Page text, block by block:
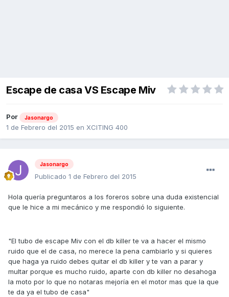
Escape de casa VS Escape Miv
Por Jasonargo
1 de Febrero del 2015 en XCITING 400
Jasonargo
Publicado 1 de Febrero del 2015
Hola quería preguntaros a los foreros sobre una duda existencial
que le hice a mi mecánico y me respondió lo siguiente.
"El tubo de escape Miv con el db killer te va a hacer el mismo
ruido que el de casa, no merece la pena cambiarlo y si quieres
que haga ya ruido debes quitar el db killer y te van a parar y
multar porque es mucho ruido, aparte con db killer no desahoga
la moto por lo que no notaras mejoría en el motor mas que la que
te da ya el tubo de casa"